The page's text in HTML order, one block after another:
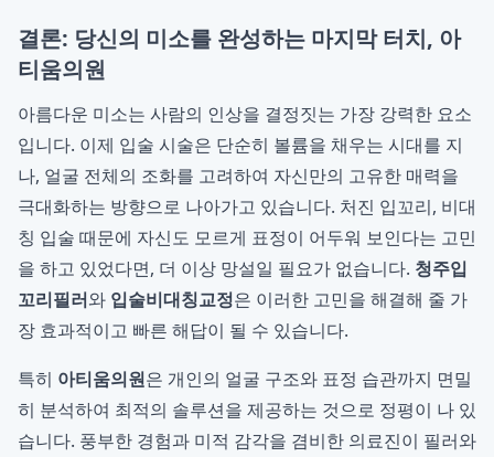
결론: 당신의 미소를 완성하는 마지막 터치, 아
티움의원
아름다운 미소는 사람의 인상을 결정짓는 가장 강력한 요소
입니다. 이제 입술 시술은 단순히 볼륨을 채우는 시대를 지
나, 얼굴 전체의 조화를 고려하여 자신만의 고유한 매력을
극대화하는 방향으로 나아가고 있습니다. 처진 입꼬리, 비대
칭 입술 때문에 자신도 모르게 표정이 어두워 보인다는 고민
을 하고 있었다면, 더 이상 망설일 필요가 없습니다. 청주입
꼬리필러와 입술비대칭교정은 이러한 고민을 해결해 줄 가
장 효과적이고 빠른 해답이 될 수 있습니다.
특히 아티움의원은 개인의 얼굴 구조와 표정 습관까지 면밀
히 분석하여 최적의 솔루션을 제공하는 것으로 정평이 나 있
습니다. 풍부한 경험과 미적 감각을 겸비한 의료진이 필러와